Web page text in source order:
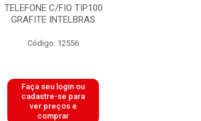
TELEFONE C/FIO TIP100
GRAFITE INTELBRAS
Código: 12556
Faça seu login ou
cadastre-se para
ver preços e
comprar